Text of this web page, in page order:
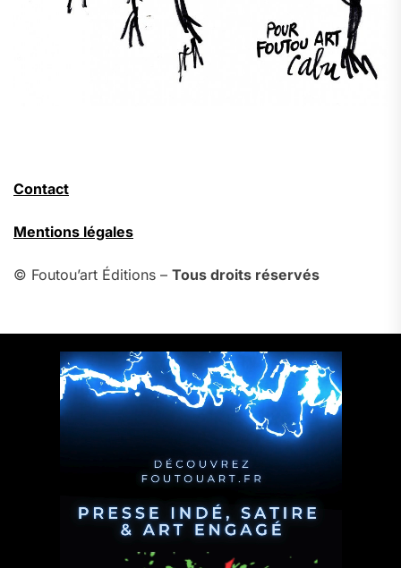
Contact
Mentions légales
© Foutou’art Éditions – Tous droits réservés